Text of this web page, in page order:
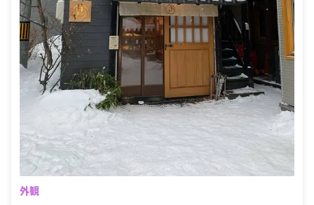
外観